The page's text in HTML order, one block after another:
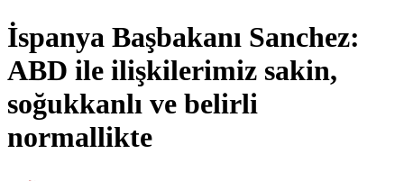
İspanya Başbakanı Sanchez:
ABD ile ilişkilerimiz sakin,
soğukkanlı ve belirli
normallikte